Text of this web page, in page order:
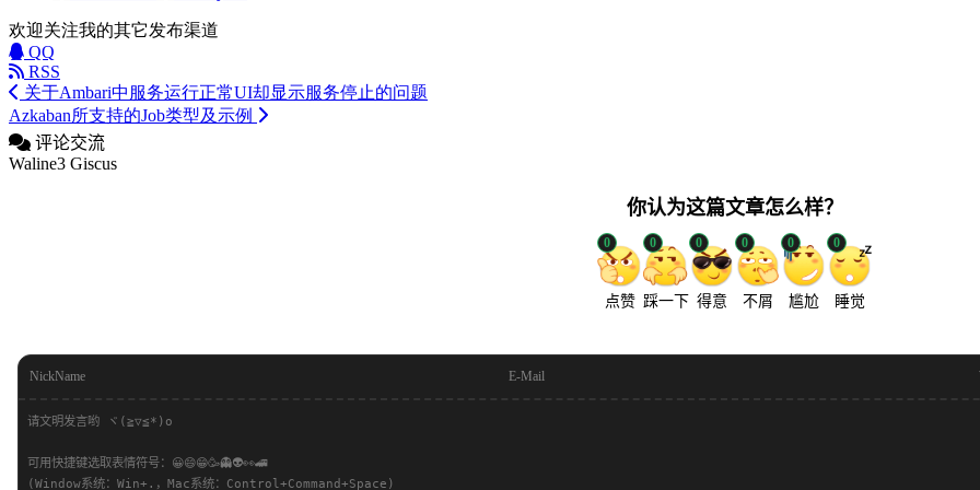
欢迎关注我的其它发布渠道
QQ
RSS
关于Ambari中服务运行正常UI却显示服务停止的问题
Azkaban所支持的Job类型及示例
评论交流
Waline3 Giscus
你认为这篇文章怎么样？
0
点赞
0
踩一下
0
得意
0
不屑
0
尴尬
0
睡觉
NickName E-Mail